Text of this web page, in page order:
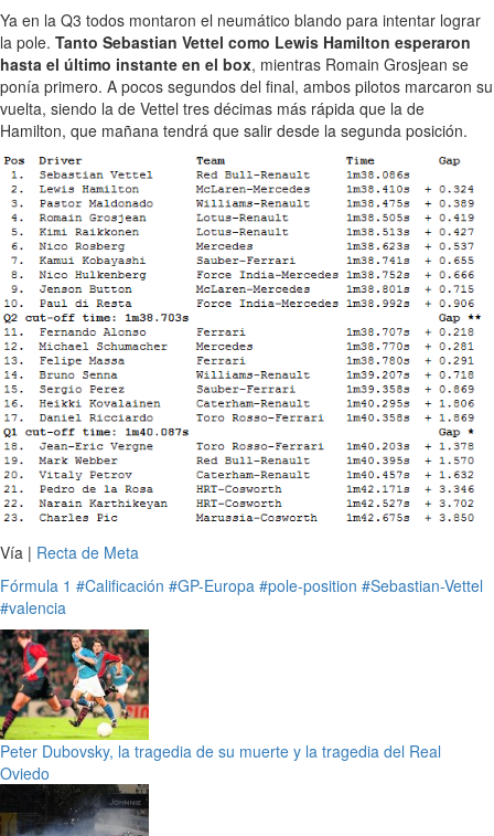
Ya en la Q3 todos montaron el neumático blando para intentar lograr
la pole. Tanto Sebastian Vettel como Lewis Hamilton esperaron
hasta el último instante en el box, mientras Romain Grosjean se
ponía primero. A pocos segundos del final, ambos pilotos marcaron su
vuelta, siendo la de Vettel tres décimas más rápida que la de
Hamilton, que mañana tendrá que salir desde la segunda posición.
Vía | Recta de Meta
Fórmula 1 #Calificación #GP-Europa #pole-position #Sebastian-Vettel
#valencia
Peter Dubovsky, la tragedia de su muerte y la tragedia del Real
Oviedo